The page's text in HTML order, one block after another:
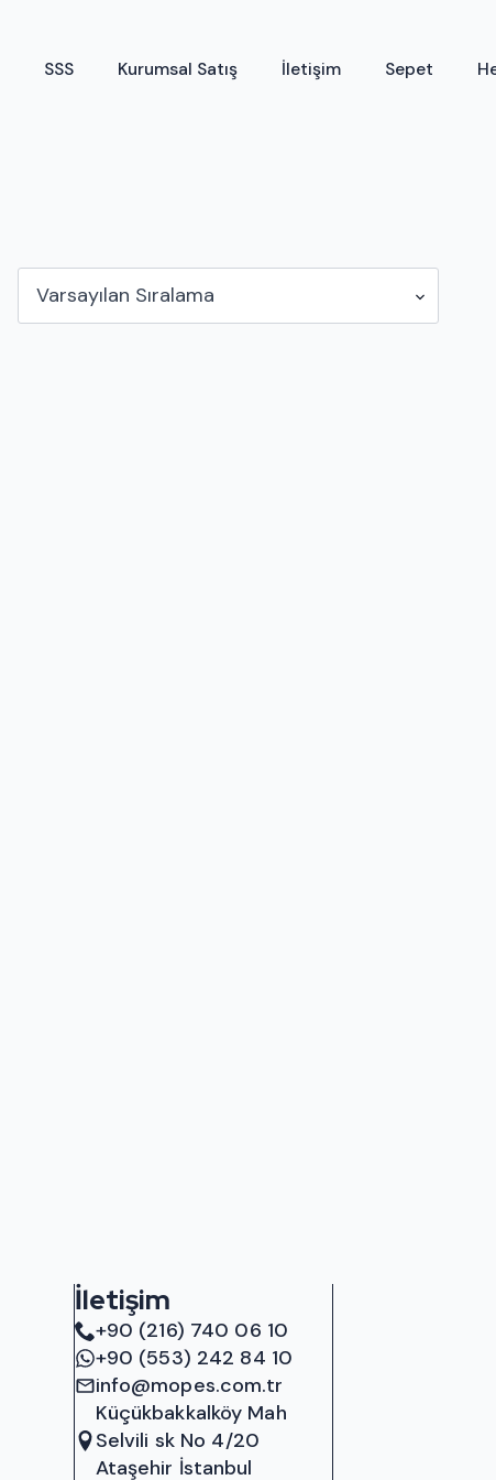
SSS Kurumsal Satış İletişim Sepet
İletişim
+90 (216) 740 06 10
+90 (553) 242 84 10
info@mopes.com.tr
Küçükbakkalköy Mah
Selvili sk No 4/20
Ataşehir İstanbul